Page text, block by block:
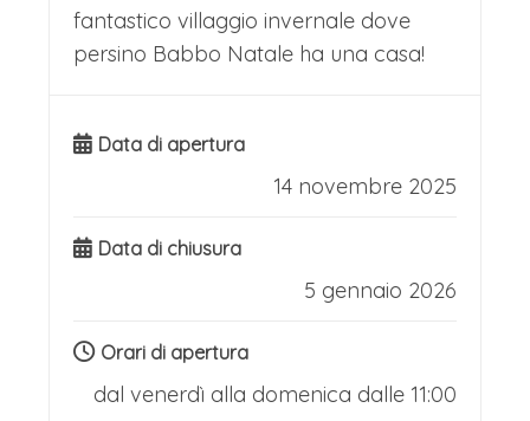
fantastico villaggio invernale dove
persino Babbo Natale ha una casa!
Data di apertura
14 novembre 2025
Data di chiusura
5 gennaio 2026
Orari di apertura
dal venerdì alla domenica dalle 11:00